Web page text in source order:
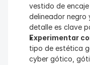
vestido de
delineador negro
detalle es clave
Experimentar
tipo de estética
cyber gótico,